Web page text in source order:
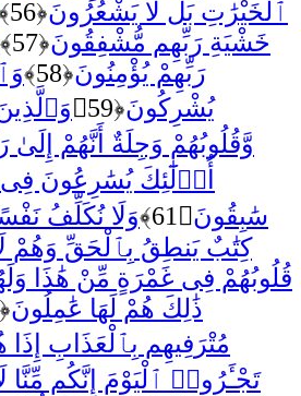
ٱلْخَيْرَٰتِ بَل لَّا يَشْعُرُونَ﴿56﴾
خَشْيَةِ رَبِّهِم مُّشْفِقُونَ﴿57﴾
رَبِّهِمْ يُؤْمِنُونَ﴿58﴾
يُشْرِكُونَ﴿59﴾
وَّقُلُوبُهُمْ وَجِلَةٌ أَنَّهُمْ
أُو۟لَٰٓئِكَ يُسَٰرِعُونَ فِى
سَٰبِقُونَ﴿61﴾
وَلَا نُكَلِّفُ
كِتَٰبٌ يَنطِقُ بِٱلْحَقِّ وَهُمْ
قُلُوبُهُمْ فِى غَمْرَةٍ مِّنْ هَٰذَا
ذَٰلِكَ هُمْ لَهَا عَٰمِلُونَ﴿63﴾
مُتْرَفِيهِم بِٱلْعَذَابِ
تَجْـَٔرُوا۟ ٱلْيَوْمَ إِنَّكُم مِّنَّا